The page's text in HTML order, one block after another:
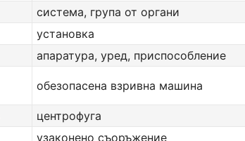
система, група от органи
установка
апаратура, уред, приспособление
обезопасена взривна машина
центрофуга
узаконено съоръжение